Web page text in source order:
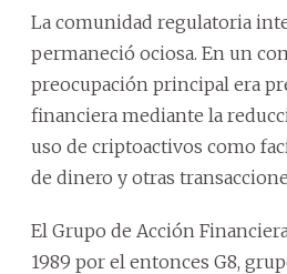
La comunidad regulatoria
permaneció ociosa. En un
preocupación principal era
financiera mediante la
uso de criptoactivos como
de dinero y otras
El Grupo de Acción
1989 por el entonces G8,